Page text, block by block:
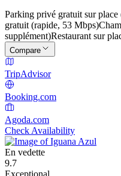
Parking privé gratuit sur place
gratuit (rapide, 53 Mbps)
supplément)Restaurant sur
Compare
TripAdvisor
Booking.com
Agoda.com
Check Availability
En vedette
9.7